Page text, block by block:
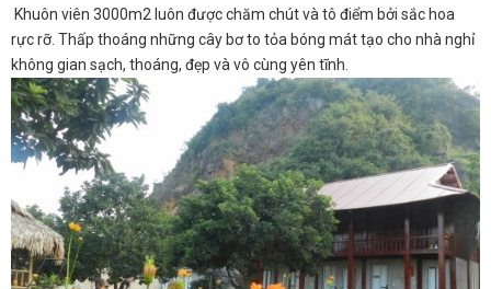
Khuôn viên 3000m2 luôn được chăm chút và tô điểm bởi sắc hoa
rực rỡ. Thấp thoáng những cây bơ to tỏa bóng mát tạo cho nhà nghỉ
không gian sạch, thoáng, đẹp và vô cùng yên tĩnh.